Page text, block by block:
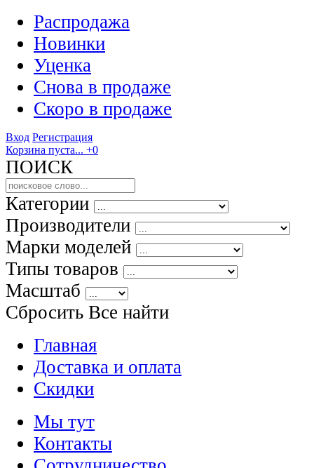
Распродажа
Новинки
Уценка
Снова в продаже
Скоро в продаже
Вход Регистрация
Корзина пуста... +0
ПОИСК
Категории
Производители
Марки моделей
Типы товаров
Масштаб
Сбросить Все найти
Главная
Доставка и оплата
Скидки
Мы тут
Контакты